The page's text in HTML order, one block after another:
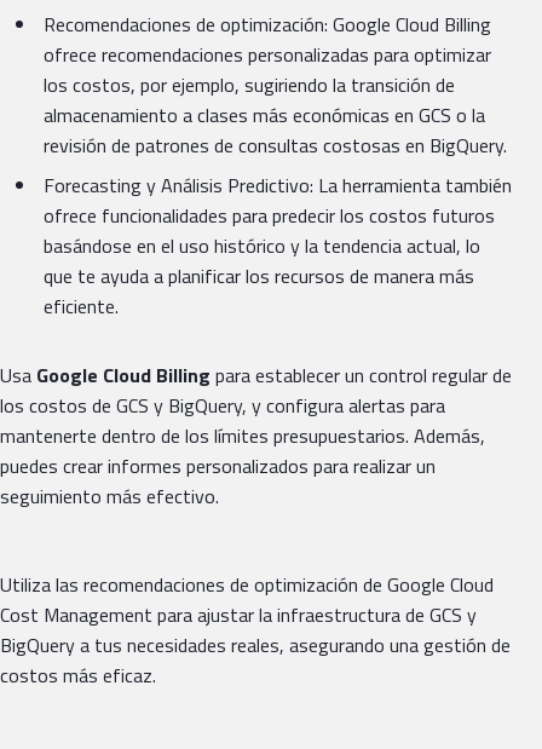
Recomendaciones de optimización: Google Cloud Billing
ofrece recomendaciones personalizadas para optimizar
los costos, por ejemplo, sugiriendo la transición de
almacenamiento a clases más económicas en GCS o la
revisión de patrones de consultas costosas en BigQuery.
Forecasting y Análisis Predictivo: La herramienta también
ofrece funcionalidades para predecir los costos futuros
basándose en el uso histórico y la tendencia actual, lo
que te ayuda a planificar los recursos de manera más
eficiente.
Usa Google Cloud Billing para establecer un control regular de
los costos de GCS y BigQuery, y configura alertas para
mantenerte dentro de los límites presupuestarios. Además,
puedes crear informes personalizados para realizar un
seguimiento más efectivo.
Utiliza las recomendaciones de optimización de Google Cloud
Cost Management para ajustar la infraestructura de GCS y
BigQuery a tus necesidades reales, asegurando una gestión de
costos más eficaz.